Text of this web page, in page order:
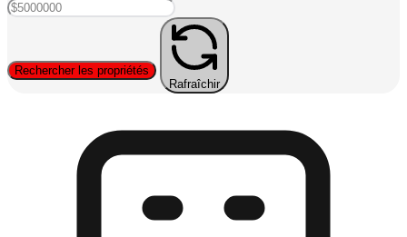
Rechercher les propriétés
Rafraîchir